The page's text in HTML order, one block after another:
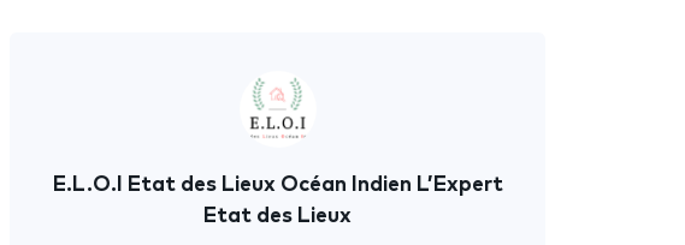
E.L.O.I Etat des Lieux Océan Indien L’Expert
Etat des Lieux